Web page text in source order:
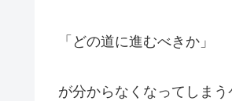
「どの道に進むべきか」
が分からなくなってしまう